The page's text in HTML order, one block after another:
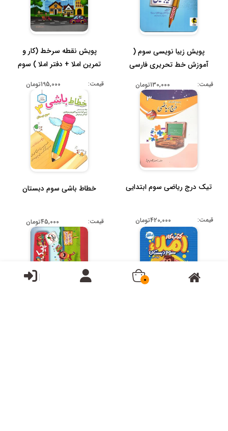
پویش زیبا نویسی سوم (
آموزش خط تحریری فارسی
قیمت: 130,000تومان
پویش نقطه سرخط (کار و
تمرین املا + دفتر املا ) سوم
قیمت: 195,000تومان
تیک درج ریاضی سوم ابتدایی
قیمت: 420,000تومان
خطاط باشی سوم دبستان
قیمت: 45,000تومان
0